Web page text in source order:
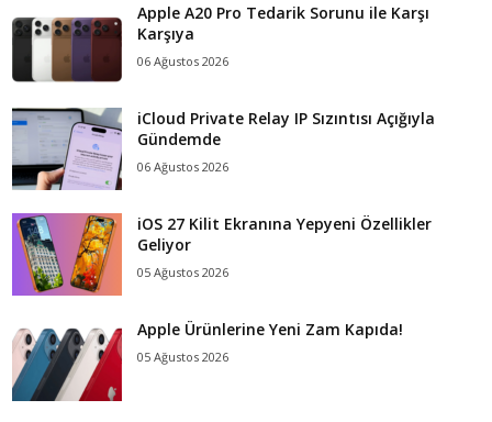
Apple A20 Pro Tedarik Sorunu ile Karşı
Karşıya
06 Ağustos 2026
iCloud Private Relay IP Sızıntısı Açığıyla
Gündemde
06 Ağustos 2026
iOS 27 Kilit Ekranına Yepyeni Özellikler
Geliyor
05 Ağustos 2026
Apple Ürünlerine Yeni Zam Kapıda!
05 Ağustos 2026